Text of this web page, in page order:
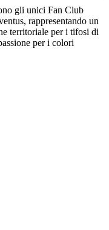
gli unici Fan Club
rappresentando un
territoriale per i tifosi di
per i colori